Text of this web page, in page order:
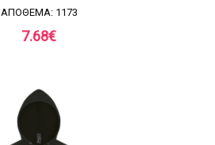
ΑΠΟΘΕΜΑ: 1173
7.68€